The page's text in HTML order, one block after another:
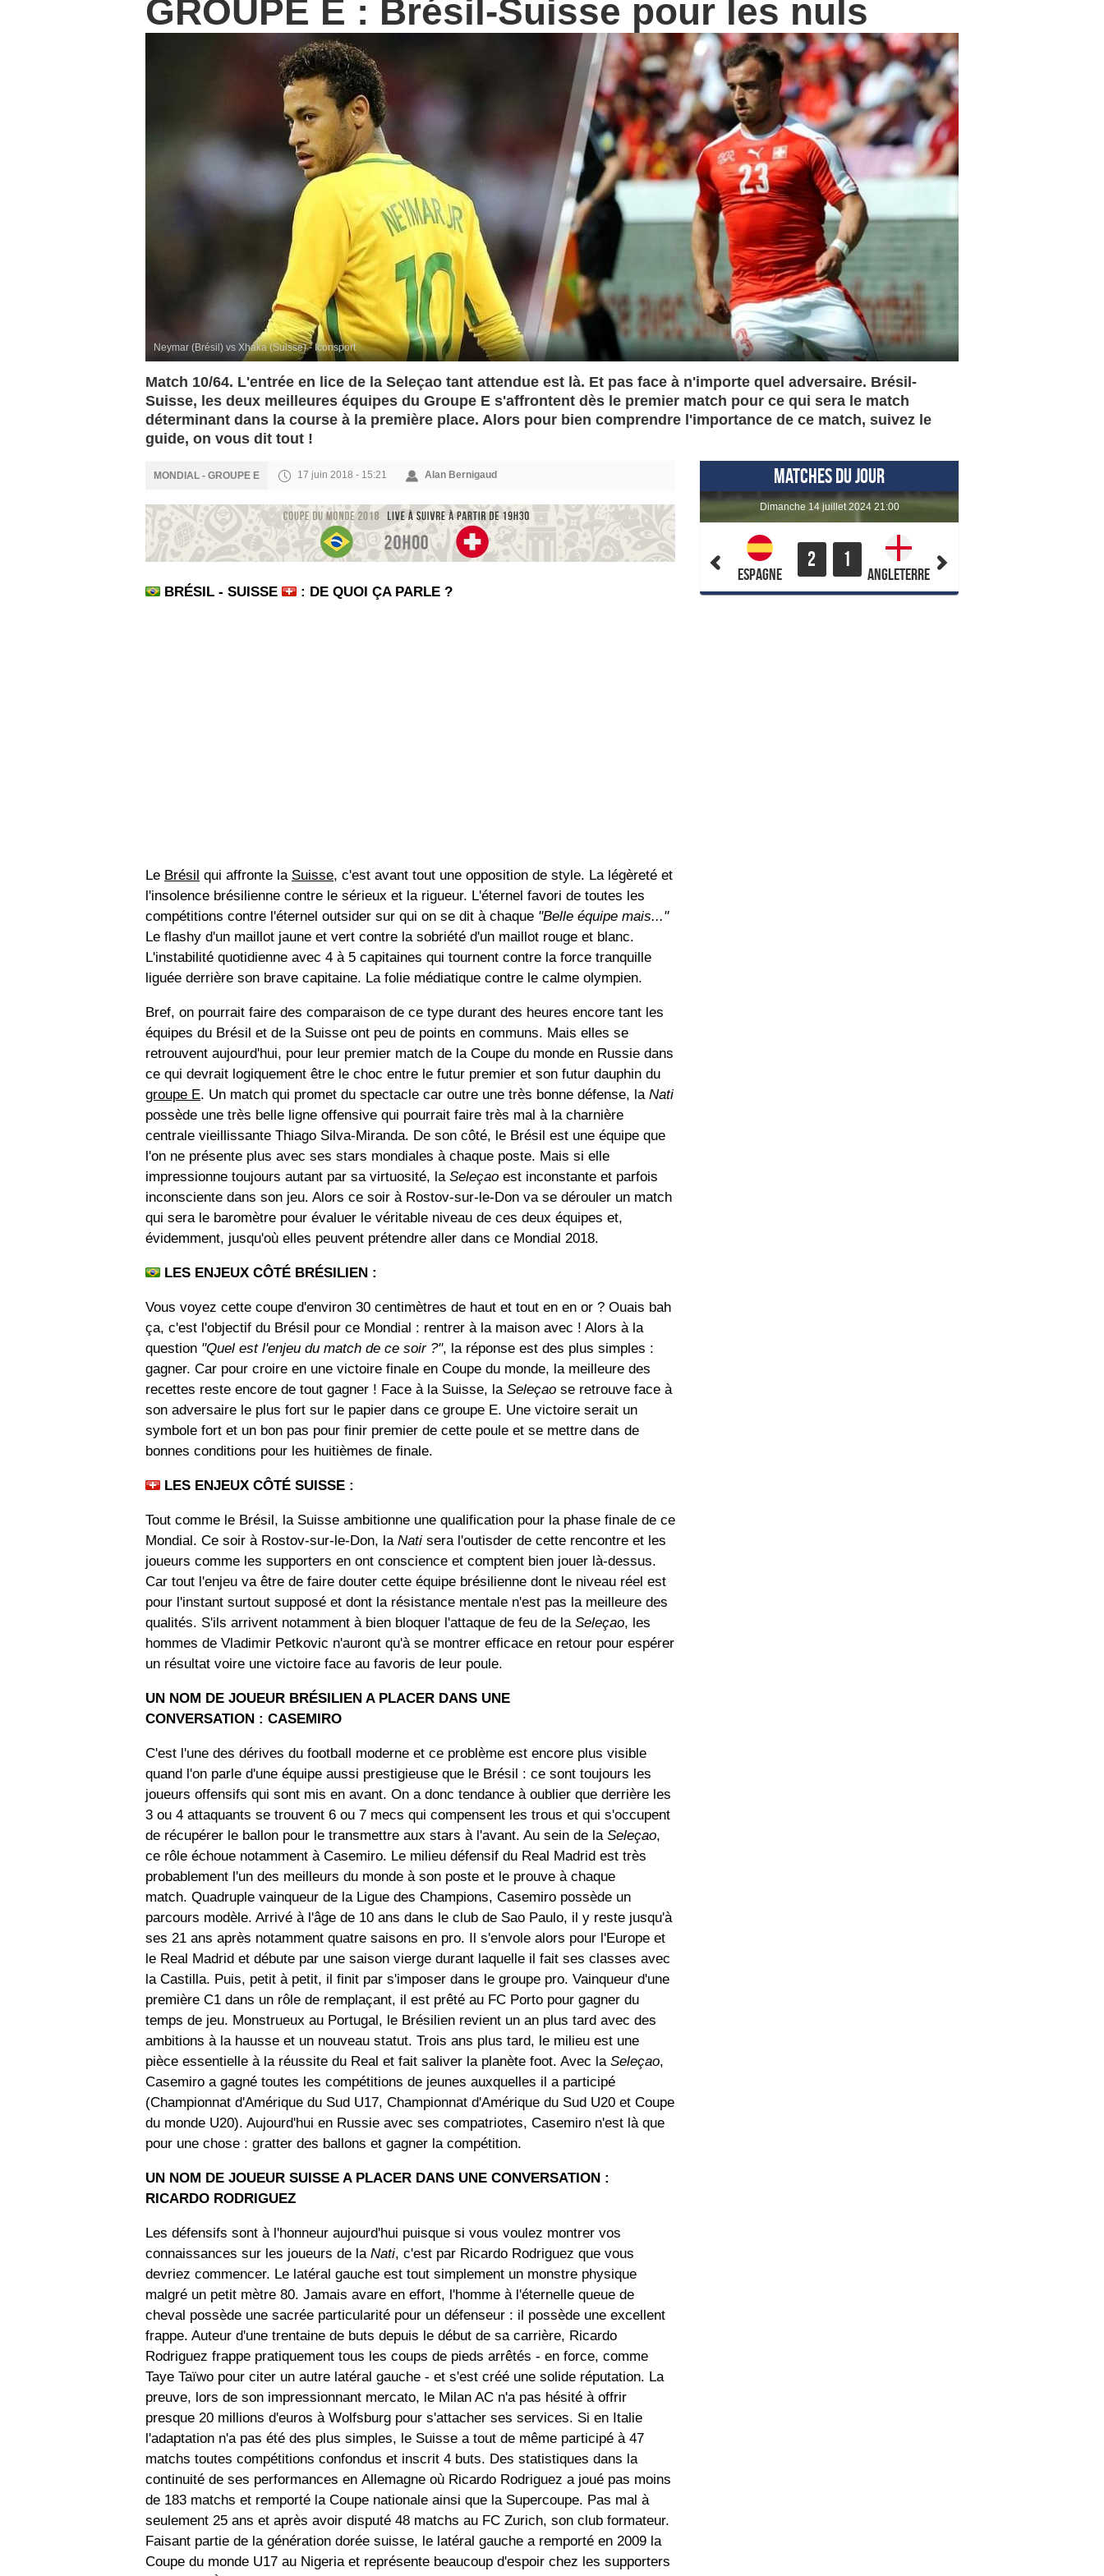
GROUPE E : Brésil-Suisse pour les nuls
Neymar (Brésil) vs Xhaka (Suisse) - Iconsport
Match 10/64. L'entrée en lice de la Seleçao tant attendue est là. Et pas face à n'importe quel adversaire. Brésil-
Suisse, les deux meilleures équipes du Groupe E s'affrontent dès le premier match pour ce qui sera le match
déterminant dans la course à la première place. Alors pour bien comprendre l'importance de ce match, suivez le
guide, on vous dit tout !
MONDIAL - GROUPE E 17 juin 2018 - 15:21 Alan Bernigaud
BRÉSIL - SUISSE : DE QUOI ÇA PARLE ?
Le Brésil qui affronte la Suisse, c'est avant tout une opposition de style. La légèreté et
l'insolence brésilienne contre le sérieux et la rigueur. L'éternel favori de toutes les
compétitions contre l'éternel outsider sur qui on se dit à chaque "Belle équipe mais..."
Le flashy d'un maillot jaune et vert contre la sobriété d'un maillot rouge et blanc.
L'instabilité quotidienne avec 4 à 5 capitaines qui tournent contre la force tranquille
liguée derrière son brave capitaine. La folie médiatique contre le calme olympien.
Bref, on pourrait faire des comparaison de ce type durant des heures encore tant les
équipes du Brésil et de la Suisse ont peu de points en communs. Mais elles se
retrouvent aujourd'hui, pour leur premier match de la Coupe du monde en Russie dans
ce qui devrait logiquement être le choc entre le futur premier et son futur dauphin du
groupe E. Un match qui promet du spectacle car outre une très bonne défense, la Nati
possède une très belle ligne offensive qui pourrait faire très mal à la charnière
centrale vieillissante Thiago Silva-Miranda. De son côté, le Brésil est une équipe que
l'on ne présente plus avec ses stars mondiales à chaque poste. Mais si elle
impressionne toujours autant par sa virtuosité, la Seleçao est inconstante et parfois
inconsciente dans son jeu. Alors ce soir à Rostov-sur-le-Don va se dérouler un match
qui sera le baromètre pour évaluer le véritable niveau de ces deux équipes et,
évidemment, jusqu'où elles peuvent prétendre aller dans ce Mondial 2018.
LES ENJEUX CÔTÉ BRÉSILIEN :
Vous voyez cette coupe d'environ 30 centimètres de haut et tout en en or ? Ouais bah
ça, c'est l'objectif du Brésil pour ce Mondial : rentrer à la maison avec ! Alors à la
question "Quel est l'enjeu du match de ce soir ?", la réponse est des plus simples :
gagner. Car pour croire en une victoire finale en Coupe du monde, la meilleure des
recettes reste encore de tout gagner ! Face à la Suisse, la Seleçao se retrouve face à
son adversaire le plus fort sur le papier dans ce groupe E. Une victoire serait un
symbole fort et un bon pas pour finir premier de cette poule et se mettre dans de
bonnes conditions pour les huitièmes de finale.
LES ENJEUX CÔTÉ SUISSE :
Tout comme le Brésil, la Suisse ambitionne une qualification pour la phase finale de ce
Mondial. Ce soir à Rostov-sur-le-Don, la Nati sera l'outisder de cette rencontre et les
joueurs comme les supporters en ont conscience et comptent bien jouer là-dessus.
Car tout l'enjeu va être de faire douter cette équipe brésilienne dont le niveau réel est
pour l'instant surtout supposé et dont la résistance mentale n'est pas la meilleure des
qualités. S'ils arrivent notamment à bien bloquer l'attaque de feu de la Seleçao, les
hommes de Vladimir Petkovic n'auront qu'à se montrer efficace en retour pour espérer
un résultat voire une victoire face au favoris de leur poule.
UN NOM DE JOUEUR BRÉSILIEN A PLACER DANS UNE
CONVERSATION : CASEMIRO
C'est l'une des dérives du football moderne et ce problème est encore plus visible
quand l'on parle d'une équipe aussi prestigieuse que le Brésil : ce sont toujours les
joueurs offensifs qui sont mis en avant. On a donc tendance à oublier que derrière les
3 ou 4 attaquants se trouvent 6 ou 7 mecs qui compensent les trous et qui s'occupent
de récupérer le ballon pour le transmettre aux stars à l'avant. Au sein de la Seleçao,
ce rôle échoue notamment à Casemiro. Le milieu défensif du Real Madrid est très
probablement l'un des meilleurs du monde à son poste et le prouve à chaque
match. Quadruple vainqueur de la Ligue des Champions, Casemiro possède un
parcours modèle. Arrivé à l'âge de 10 ans dans le club de Sao Paulo, il y reste jusqu'à
ses 21 ans après notamment quatre saisons en pro. Il s'envole alors pour l'Europe et
le Real Madrid et débute par une saison vierge durant laquelle il fait ses classes avec
la Castilla. Puis, petit à petit, il finit par s'imposer dans le groupe pro. Vainqueur d'une
première C1 dans un rôle de remplaçant, il est prêté au FC Porto pour gagner du
temps de jeu. Monstrueux au Portugal, le Brésilien revient un an plus tard avec des
ambitions à la hausse et un nouveau statut. Trois ans plus tard, le milieu est une
pièce essentielle à la réussite du Real et fait saliver la planète foot. Avec la Seleçao,
Casemiro a gagné toutes les compétitions de jeunes auxquelles il a participé
(Championnat d'Amérique du Sud U17, Championnat d'Amérique du Sud U20 et Coupe
du monde U20). Aujourd'hui en Russie avec ses compatriotes, Casemiro n'est là que
pour une chose : gratter des ballons et gagner la compétition.
UN NOM DE JOUEUR SUISSE A PLACER DANS UNE CONVERSATION :
RICARDO RODRIGUEZ
Les défensifs sont à l'honneur aujourd'hui puisque si vous voulez montrer vos
connaissances sur les joueurs de la Nati, c'est par Ricardo Rodriguez que vous
devriez commencer. Le latéral gauche est tout simplement un monstre physique
malgré un petit mètre 80. Jamais avare en effort, l'homme à l'éternelle queue de
cheval possède une sacrée particularité pour un défenseur : il possède une excellent
frappe. Auteur d'une trentaine de buts depuis le début de sa carrière, Ricardo
Rodriguez frappe pratiquement tous les coups de pieds arrêtés - en force, comme
Taye Taïwo pour citer un autre latéral gauche - et s'est créé une solide réputation. La
preuve, lors de son impressionnant mercato, le Milan AC n'a pas hésité à offrir
presque 20 millions d'euros à Wolfsburg pour s'attacher ses services. Si en Italie
l'adaptation n'a pas été des plus simples, le Suisse a tout de même participé à 47
matchs toutes compétitions confondus et inscrit 4 buts. Des statistiques dans la
continuité de ses performances en Allemagne où Ricardo Rodriguez a joué pas moins
de 183 matchs et remporté la Coupe nationale ainsi que la Supercoupe. Pas mal à
seulement 25 ans et après avoir disputé 48 matchs au FC Zurich, son club formateur.
Faisant partie de la génération dorée suisse, le latéral gauche a remporté en 2009 la
Coupe du monde U17 au Nigeria et représente beaucoup d'espoir chez les supporters
MATCHES DU JOUR
dimanche 14 juillet 2024 21:00
Espagne
2 1
Angleterre